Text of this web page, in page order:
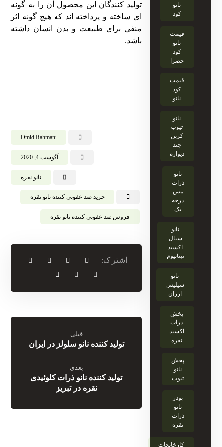
تولید کنندگان این محصول آن را به گونه
ای ساخته و پرداخته اند که هیچ گونه اثر
منفی برای طبیعت و بدن انسان داشته
باشد.
Omid Rahmani
آگوست 4, 2020
نانو نقره
خرید ضد عفونی کننده نانو نقره
فروش ضد عفونی کننده نانو نقره
قبلی
تولید کننده نانو سلولز در ایران
بعدی
تولید کننده نانو ذرات کلوئیدی
نقره در تبریز
نانو
کود
قیمت
نانو
کود
خضرا
قیمت
کود
نانو
نانو
تیوب
کربن
چند
دیواره
نانو
ذرات
مس
درجه
یک
نانو
سیال
اکسید
تیتانیوم
نانو
سیلیس
ارزان
پخش
ذرات
اکسید
نقره
پخش
نانو
تیوب
پودر
نانو
ذرات
نقره
کارخانجات